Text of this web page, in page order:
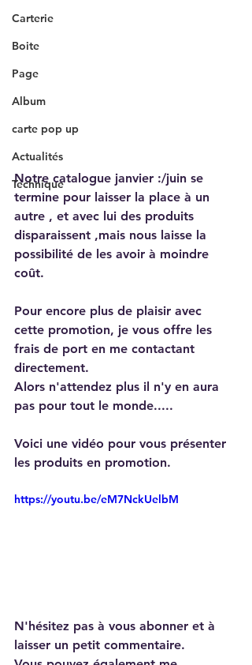
Carterie
Boite
Page
Album
carte pop up
Actualités
Technique
Notre catalogue janvier :/juin se
termine pour laisser la place à un
autre , et avec lui des produits
disparaissent ,mais nous laisse la
possibilité de les avoir à moindre
coût.
Pour encore plus de plaisir avec
cette promotion, je vous offre les
frais de port en me contactant
directement.
Alors n'attendez plus il n'y en aura
pas pour tout le monde.....
Voici une vidéo pour vous présenter
les produits en promotion.
https://youtu.be/eM7NckUelbM
N'hésitez pas à vous abonner et à
laisser un petit commentaire.